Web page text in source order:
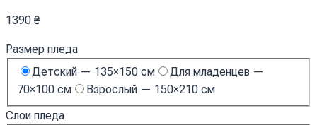
1390 ₴
Размер пледа
Детский — 135×150 см
Для младенцев —
70×100 см
Взрослый — 150×210 см
Слои пледа